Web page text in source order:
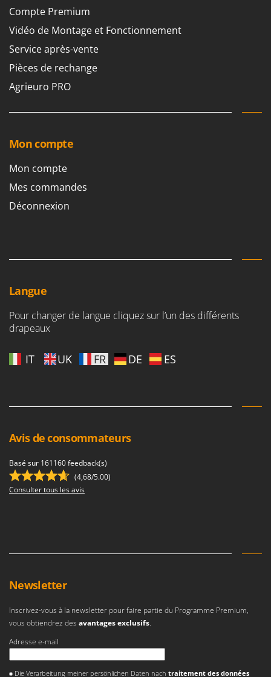
Compte Premium
Vidéo de Montage et Fonctionnement
Service après-vente
Pièces de rechange
Agrieuro PRO
Mon compte
Mon compte
Mes commandes
Déconnexion
Langue
Pour changer de langue cliquez sur l’un des différents
drapeaux
IT UK FR DE ES
Avis de consommateurs
Basé sur 161160 feedback(s)
(4,68/5.00)
Consulter tous les avis
Newsletter
Inscrivez-vous à la newsletter pour faire partie du Programme Premium,
vous obtiendrez des avantages exclusifs.
Adresse e-mail
Die Verarbeitung meiner persönlichen Daten nach traitement des données